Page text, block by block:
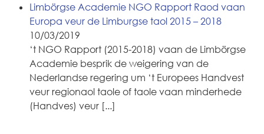
Limbörgse Academie NGO Rapport Raod vaan
Europa veur de Limburgse taol 2015 – 2018
10/03/2019
‘t NGO Rapport (2015-2018) vaan de Limbörgse
Academie besprik de weigering van de
Nederlandse regering um ‘t Europees Handvest
veur regionaol taole of taole vaan minderhede
(Handves) veur [...]